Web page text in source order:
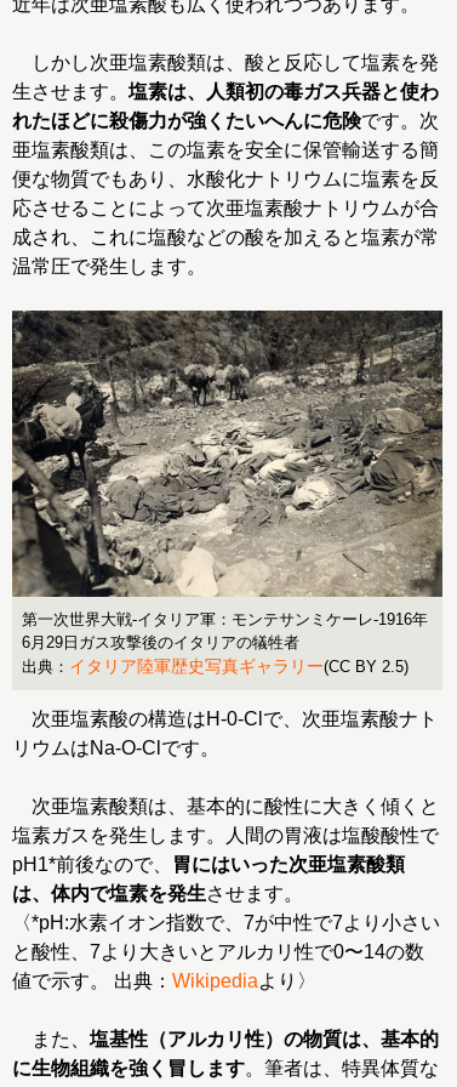
近年は次亜塩素酸も広く使われつつあります。
しかし次亜塩素酸類は、酸と反応して塩素を発
生させます。 塩素は、人類初の毒ガス兵器と使わ
れたほどに殺傷力が強くたいへんに危険です。次
亜塩素酸類は、この塩素を安全に保管輸送する簡
便な物質でもあり、水酸化ナトリウムに塩素を反
応させることによって次亜塩素酸ナトリウムが合
成され、これに塩酸などの酸を加えると塩素が常
温常圧で発生します。
第一次世界大戦-イタリア軍：モンテサンミケーレ-1916年
6月29日ガス攻撃後のイタリアの犠牲者
出典： イタリア陸軍歴史写真ギャラリー(CC BY 2.5)
次亜塩素酸の構造はH-0-Clで、次亜塩素酸ナト
リウムはNa-O-Clです。
次亜塩素酸類は、基本的に酸性に大きく傾くと
塩素ガスを発生します。人間の胃液は塩酸酸性で
pH1*前後なので、
胃にはいった次亜塩素酸類
は、体内で塩素を発生させます。
〈*pH:水素イオン指数で、7が中性で7より小さい
と酸性、7より大きいとアルカリ性で0〜14の数
値で示す。 出典： Wikipediaより〉
また、 塩基性（アルカリ性）の物質は、基本的
に生物組織を強く冒します。筆者は、特異体質な